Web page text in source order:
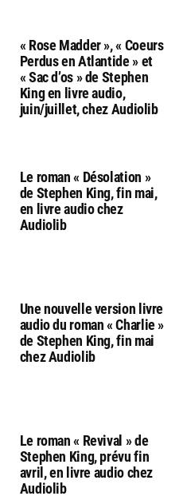
« Rose Madder », « Coeurs
Perdus en Atlantide » et
« Sac d’os » de Stephen
King en livre audio,
juin/juillet, chez Audiolib
Le roman « Désolation »
de Stephen King, fin mai,
en livre audio chez
Audiolib
Une nouvelle version livre
audio du roman « Charlie »
de Stephen King, fin mai
chez Audiolib
Le roman « Revival » de
Stephen King, prévu fin
avril, en livre audio chez
Audiolib